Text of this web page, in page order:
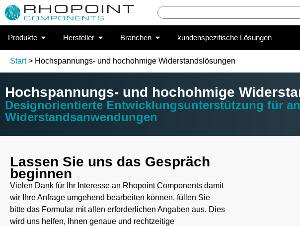
Produkte Hersteller Branchen kundenspezifische Lösungen
Start> Hochspannungs- und hochohmige Widerstandslösungen
Hochspannungs- und hochohmige
Designorientierte Entwicklungsunterstützung für
Widerstandsanwendungen
Lassen Sie uns das Gespräch
beginnen
Vielen Dank für Ihr Interesse an Rhopoint Components damit
wir Ihre Anfrage umgehend bearbeiten können, füllen Sie
bitte das Formular mit allen erforderlichen Angaben aus. Dies
wird uns helfen, Ihnen genaue und rechtzeitige